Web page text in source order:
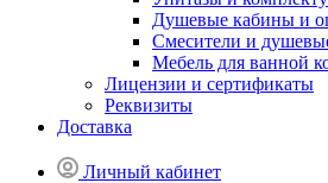
Душевые кабины и
Смесители и
Мебель для ванной
Лицензии и сертификаты
Реквизиты
Доставка
Личный кабинет